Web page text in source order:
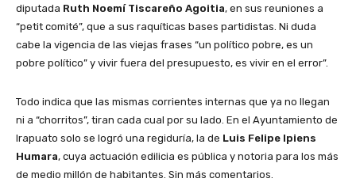
diputada Ruth Noemí Tiscareño Agoitia, en sus reuniones a
“petit comité”, que a sus raquíticas bases partidistas. Ni duda
cabe la vigencia de las viejas frases “un político pobre, es un
pobre político” y vivir fuera del presupuesto, es vivir en el error”.
Todo indica que las mismas corrientes internas que ya no llegan
ni a “chorritos”, tiran cada cual por su lado. En el Ayuntamiento de
Irapuato solo se logró una regiduría, la de Luis Felipe Ipiens
Humara, cuya actuación edilicia es pública y notoria para los más
de medio millón de habitantes. Sin más comentarios.